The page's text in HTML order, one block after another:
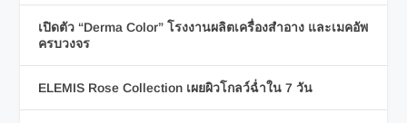
เปิดตัว “Derma Color” โรงงานผลิตเครื่องสำอาง และเมคอัพ
ครบวงจร
ELEMIS Rose Collection เผยผิวโกลว์ฉ่ำใน 7 วัน